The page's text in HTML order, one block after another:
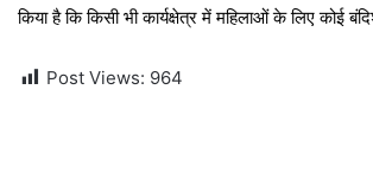
किया है कि किसी भी कार्यक्षेत्र में महिलाओं के लिए कोई
Post Views: 964